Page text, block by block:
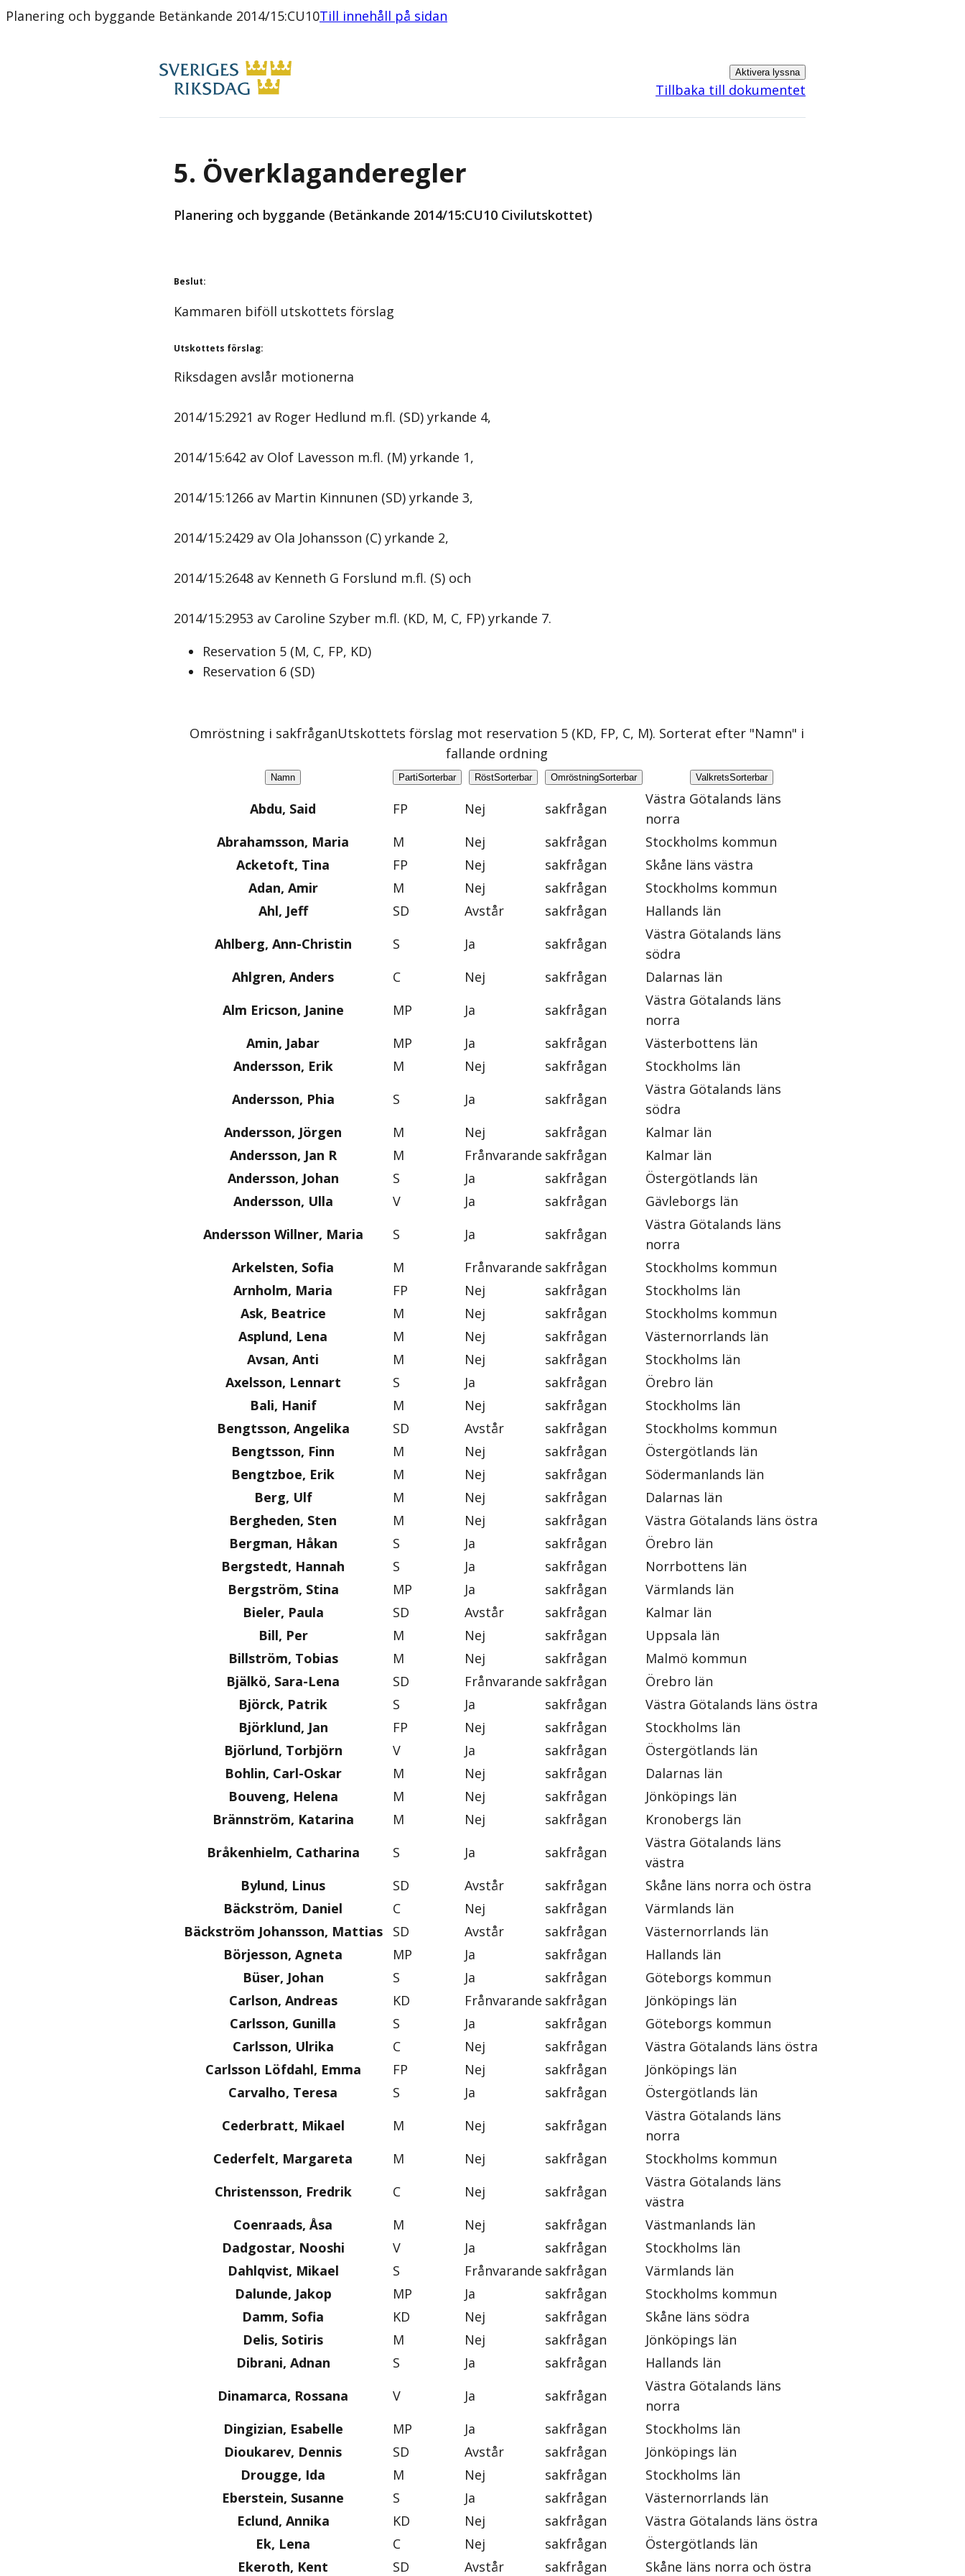
Planering och byggande Betänkande 2014/15:CU10Till innehåll på sidan
Aktivera lyssna
Tillbaka till dokumentet
5. Överklaganderegler
Planering och byggande (Betänkande 2014/15:CU10 Civilutskottet)
Beslut:
Kammaren biföll utskottets förslag
Utskottets förslag:
Riksdagen avslår motionerna
2014/15:2921 av Roger Hedlund m.fl. (SD) yrkande 4,
2014/15:642 av Olof Lavesson m.fl. (M) yrkande 1,
2014/15:1266 av Martin Kinnunen (SD) yrkande 3,
2014/15:2429 av Ola Johansson (C) yrkande 2,
2014/15:2648 av Kenneth G Forslund m.fl. (S) och
2014/15:2953 av Caroline Szyber m.fl. (KD, M, C, FP) yrkande 7.
Reservation 5 (M, C, FP, KD)
Reservation 6 (SD)
Omröstning i sakfråganUtskottets förslag mot reservation 5 (KD, FP, C, M). Sorterat efter "Namn" i
fallande ordning
Namn PartiSorterbar RöstSorterbar OmröstningSorterbar ValkretsSorterbar
Abdu, Said FP Nej sakfrågan
Västra Götalands läns
norra
Abrahamsson, Maria
M Nej sakfrågan
Stockholms kommun
Acketoft, Tina
FP Nej sakfrågan
Skåne läns västra
Adan, Amir
M Nej sakfrågan
Stockholms kommun
Ahl, Jeff
SD Avstår sakfrågan
Hallands län
Ahlberg, Ann-Christin
S Ja sakfrågan
Västra Götalands läns
södra
Ahlgren, Anders
C Nej sakfrågan
Dalarnas län
Alm Ericson, Janine
MP Ja sakfrågan
Västra Götalands läns
norra
Amin, Jabar
MP Ja sakfrågan
Västerbottens län
Andersson, Erik
M Nej sakfrågan
Stockholms län
Andersson, Phia
S Ja sakfrågan
Västra Götalands läns
södra
Andersson, Jörgen
M Nej sakfrågan
Kalmar län
Andersson, Jan R
M Frånvarande sakfrågan
Kalmar län
Andersson, Johan
S Ja sakfrågan
Östergötlands län
Andersson, Ulla
V Ja sakfrågan
Gävleborgs län
Andersson Willner, Maria
S Ja sakfrågan
Västra Götalands läns
norra
Arkelsten, Sofia
M Frånvarande sakfrågan
Stockholms kommun
Arnholm, Maria
FP Nej sakfrågan
Stockholms län
Ask, Beatrice
M Nej sakfrågan
Stockholms kommun
Asplund, Lena
M Nej sakfrågan
Västernorrlands län
Avsan, Anti
M Nej sakfrågan
Stockholms län
Axelsson, Lennart
S Ja sakfrågan
Örebro län
Bali, Hanif
M Nej sakfrågan
Stockholms län
Bengtsson, Angelika
SD Avstår sakfrågan
Stockholms kommun
Bengtsson, Finn
M Nej sakfrågan
Östergötlands län
Bengtzboe, Erik
M Nej sakfrågan
Södermanlands län
Berg, Ulf
M Nej sakfrågan
Dalarnas län
Bergheden, Sten
M Nej sakfrågan
Västra Götalands läns östra
Bergman, Håkan
S Ja sakfrågan
Örebro län
Bergstedt, Hannah
S Ja sakfrågan
Norrbottens län
Bergström, Stina
MP Ja sakfrågan
Värmlands län
Bieler, Paula
SD Avstår sakfrågan
Kalmar län
Bill, Per
M Nej sakfrågan
Uppsala län
Billström, Tobias
M Nej sakfrågan
Malmö kommun
Bjälkö, Sara-Lena
SD Frånvarande sakfrågan
Örebro län
Björck, Patrik
S Ja sakfrågan
Västra Götalands läns östra
Björklund, Jan
FP Nej sakfrågan
Stockholms län
Björlund, Torbjörn
V Ja sakfrågan
Östergötlands län
Bohlin, Carl-Oskar
M Nej sakfrågan
Dalarnas län
Bouveng, Helena
M Nej sakfrågan
Jönköpings län
Brännström, Katarina
M Nej sakfrågan
Kronobergs län
Bråkenhielm, Catharina
S Ja sakfrågan
Västra Götalands läns
västra
Bylund, Linus
SD Avstår sakfrågan
Skåne läns norra och östra
Bäckström, Daniel
C Nej sakfrågan
Värmlands län
Bäckström Johansson, Mattias
SD Avstår sakfrågan
Västernorrlands län
Börjesson, Agneta
MP Ja sakfrågan
Hallands län
Büser, Johan
S Ja sakfrågan
Göteborgs kommun
Carlson, Andreas
KD Frånvarande sakfrågan
Jönköpings län
Carlsson, Gunilla
S Ja sakfrågan
Göteborgs kommun
Carlsson, Ulrika
C Nej sakfrågan
Västra Götalands läns östra
Carlsson Löfdahl, Emma
FP Nej sakfrågan
Jönköpings län
Carvalho, Teresa
S Ja sakfrågan
Östergötlands län
Cederbratt, Mikael
M Nej sakfrågan
Västra Götalands läns
norra
Cederfelt, Margareta
M Nej sakfrågan
Stockholms kommun
Christensson, Fredrik
C Nej sakfrågan
Västra Götalands läns
västra
Coenraads, Åsa
M Nej sakfrågan
Västmanlands län
Dadgostar, Nooshi
V Ja sakfrågan
Stockholms län
Dahlqvist, Mikael
S Frånvarande sakfrågan
Värmlands län
Dalunde, Jakop
MP Ja sakfrågan
Stockholms kommun
Damm, Sofia
KD Nej sakfrågan
Skåne läns södra
Delis, Sotiris
M Nej sakfrågan
Jönköpings län
Dibrani, Adnan
S Ja sakfrågan
Hallands län
Dinamarca, Rossana
V Ja sakfrågan
Västra Götalands läns
norra
Dingizian, Esabelle
MP Ja sakfrågan
Stockholms län
Dioukarev, Dennis
SD Avstår sakfrågan
Jönköpings län
Drougge, Ida
M Nej sakfrågan
Stockholms län
Eberstein, Susanne
S Ja sakfrågan
Västernorrlands län
Eclund, Annika
KD Nej sakfrågan
Västra Götalands läns östra
Ek, Lena
C Nej sakfrågan
Östergötlands län
Ekeroth, Kent
SD Avstår sakfrågan Skåne läns norra och östra